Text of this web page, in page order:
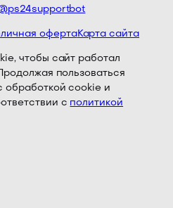
офертаКарта сайта
чтобы сайт работал
пользоваться
обработкой cookie и
с политикой